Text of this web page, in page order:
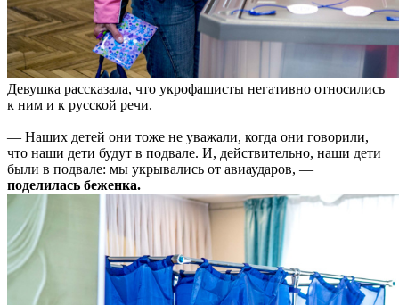
Девушка рассказала, что укрофашисты негативно относились
к ним и к русской речи.
— Наших детей они тоже не уважали, когда они говорили,
что наши дети будут в подвале. И, действительно, наши дети
были в подвале: мы укрывались от авиаударов, —
поделилась беженка.